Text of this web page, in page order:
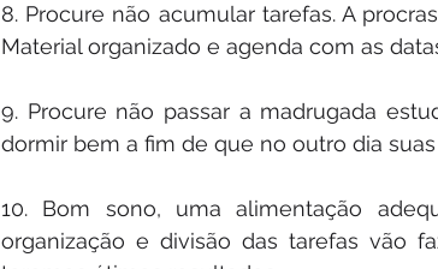
8. Procure não acumular tarefas. A
Material organizado e agenda com as
9. Procure não passar a madrugada
dormir bem a fim de que no outro dia
10. Bom sono, uma alimentação
organização e divisão das tarefas vão